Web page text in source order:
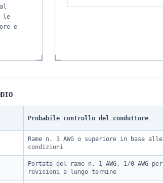
le
e
Probabile controllo del conduttore
Rame n. 3 AWG o superiore in base alle
condizioni
Portata del rame n. 1 AWG, 1/0 AWG per
revisioni a lungo termine